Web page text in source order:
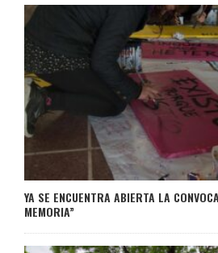
YA SE ENCUENTRA ABIERTA LA
MEMORIA”